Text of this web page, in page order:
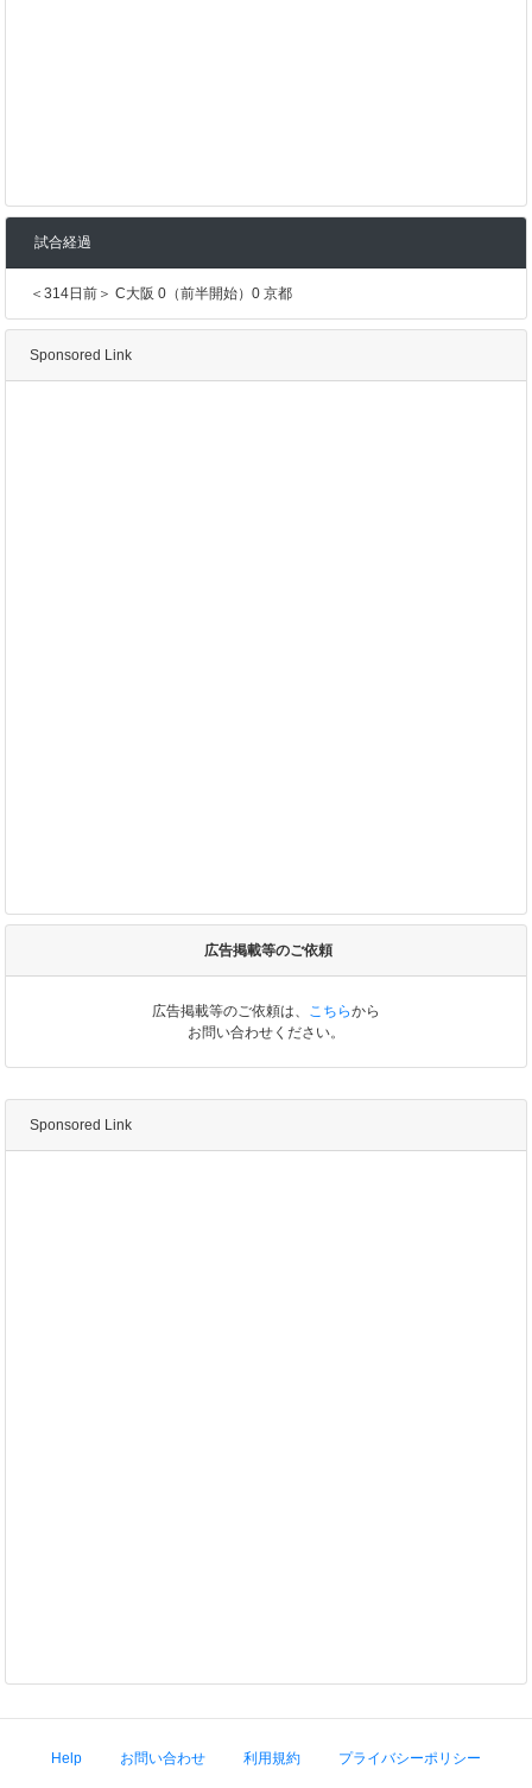
試合経過
＜314日前＞ C大阪 0（前半開始）0 京都
Sponsored Link
広告掲載等のご依頼
広告掲載等のご依頼は、 こちらから
お問い合わせください。
Sponsored Link
Help お問い合わせ 利用規約 プライバシーポリシー